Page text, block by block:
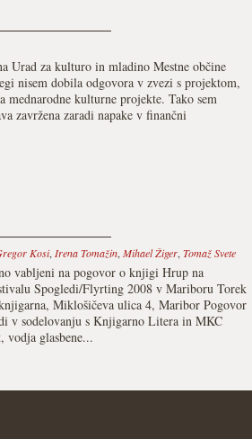
Urad za kulturo in mladino Mestne občine
nisem dobila odgovora v zvezi s projektom,
mednarodne kulturne projekte. Tako sem
zavržena zaradi napake v finančni
Kosi, Irena Tomažin, Mihael Žiger, Tomaž Svete
vabljeni na pogovor o knjigi Hrup na
Spogledi/Flyrting 2008 v Mariboru Torek
Miklošičeva ulica 4, Maribor Pogovor
v sodelovanju s Knjigarno Litera in MKC
vodja glasbene...